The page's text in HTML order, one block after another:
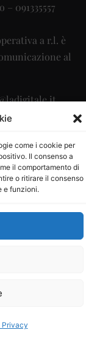
come i cookie per
Il consenso a
il comportamento di
o ritirare il consenso
e funzioni.
Privacy
091335557
a r.l. è
al